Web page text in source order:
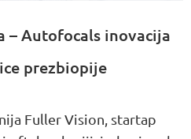
– Autofocals inovacija
prezbiopije
Fuller Vision, startap